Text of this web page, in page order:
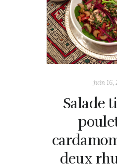
juin 16,
Salade
deux